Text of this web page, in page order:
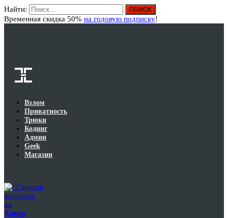
Найти:
Временная скидка 50% на годовую подписку!
Взлом
Приватность
Трюки
Кодинг
Админ
Geek
Магазин
Годовая
подписка
на
Хакер